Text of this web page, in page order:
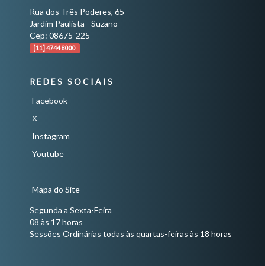
Rua dos Três Poderes, 65
Jardim Paulista - Suzano
Cep: 08675-225
[11] 4744 8000
REDES SOCIAIS
Facebook
X
Instagram
Youtube
Mapa do Site
Segunda a Sexta-Feira
08 às 17 horas
Sessões Ordinárias todas às quartas-feiras às 18 horas
-